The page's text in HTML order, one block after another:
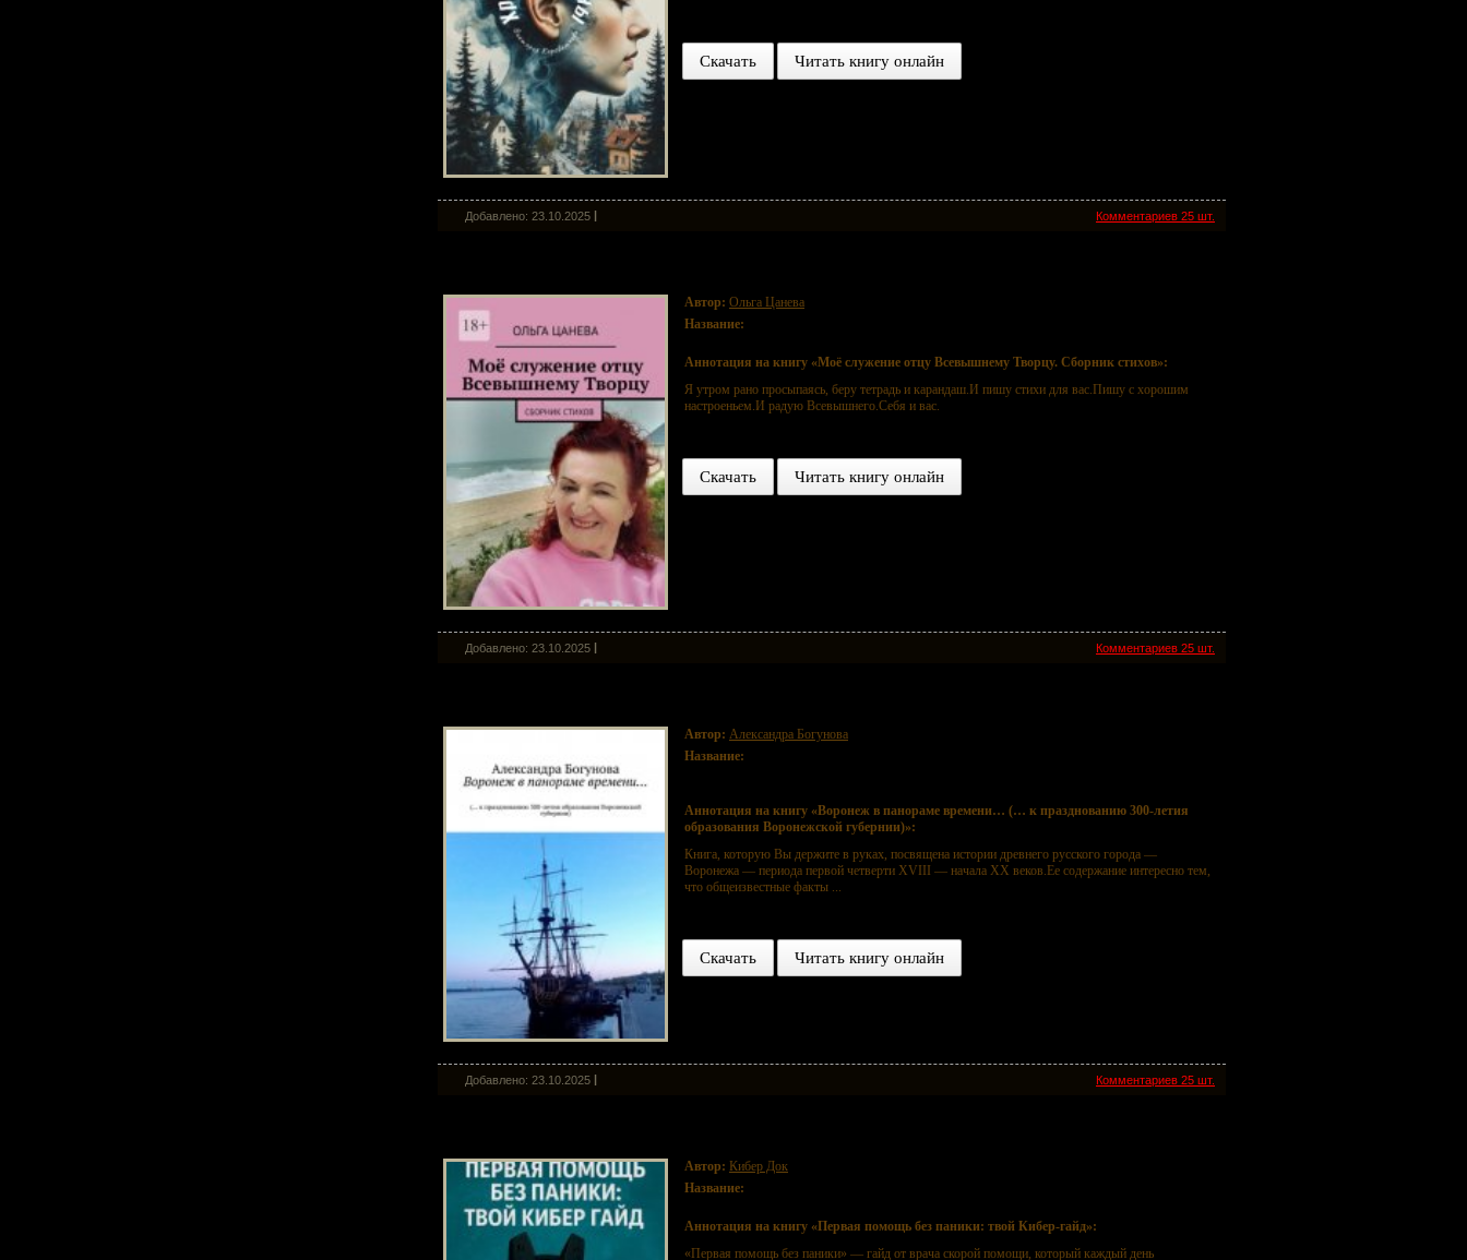
Скачать Читать книгу онлайн
Комментариев 25 шт.
Добавлено: 23.10.2025
Автор: Ольга Цанева
Название:
Аннотация на книгу «Моё служение отцу Всевышнему Творцу. Cборник стихов»:
Я утром рано просыпаясь, беру тетрадь и карандаш.И пишу стихи для вас.Пишу с хорошим
настроеньем.И радую Всевышнего.Себя и вас.
Скачать Читать книгу онлайн
Комментариев 25 шт.
Добавлено: 23.10.2025
Автор: Александра Богунова
Название:
Аннотация на книгу «Воронеж в панораме времени… (… к празднованию 300-летия
образования Воронежской губернии)»:
Книга, которую Вы держите в руках, посвящена истории древнего русского города —
Воронежа — периода первой четверти XVIII — начала XX веков.Ее содержание интересно тем,
что общеизвестные факты ...
Скачать Читать книгу онлайн
Комментариев 25 шт.
Добавлено: 23.10.2025
Автор: Кибер Док
Название:
Аннотация на книгу «Первая помощь без паники: твой Кибер-гайд»:
«Первая помощь без паники» — гайд от врача скорой помощи, который каждый день